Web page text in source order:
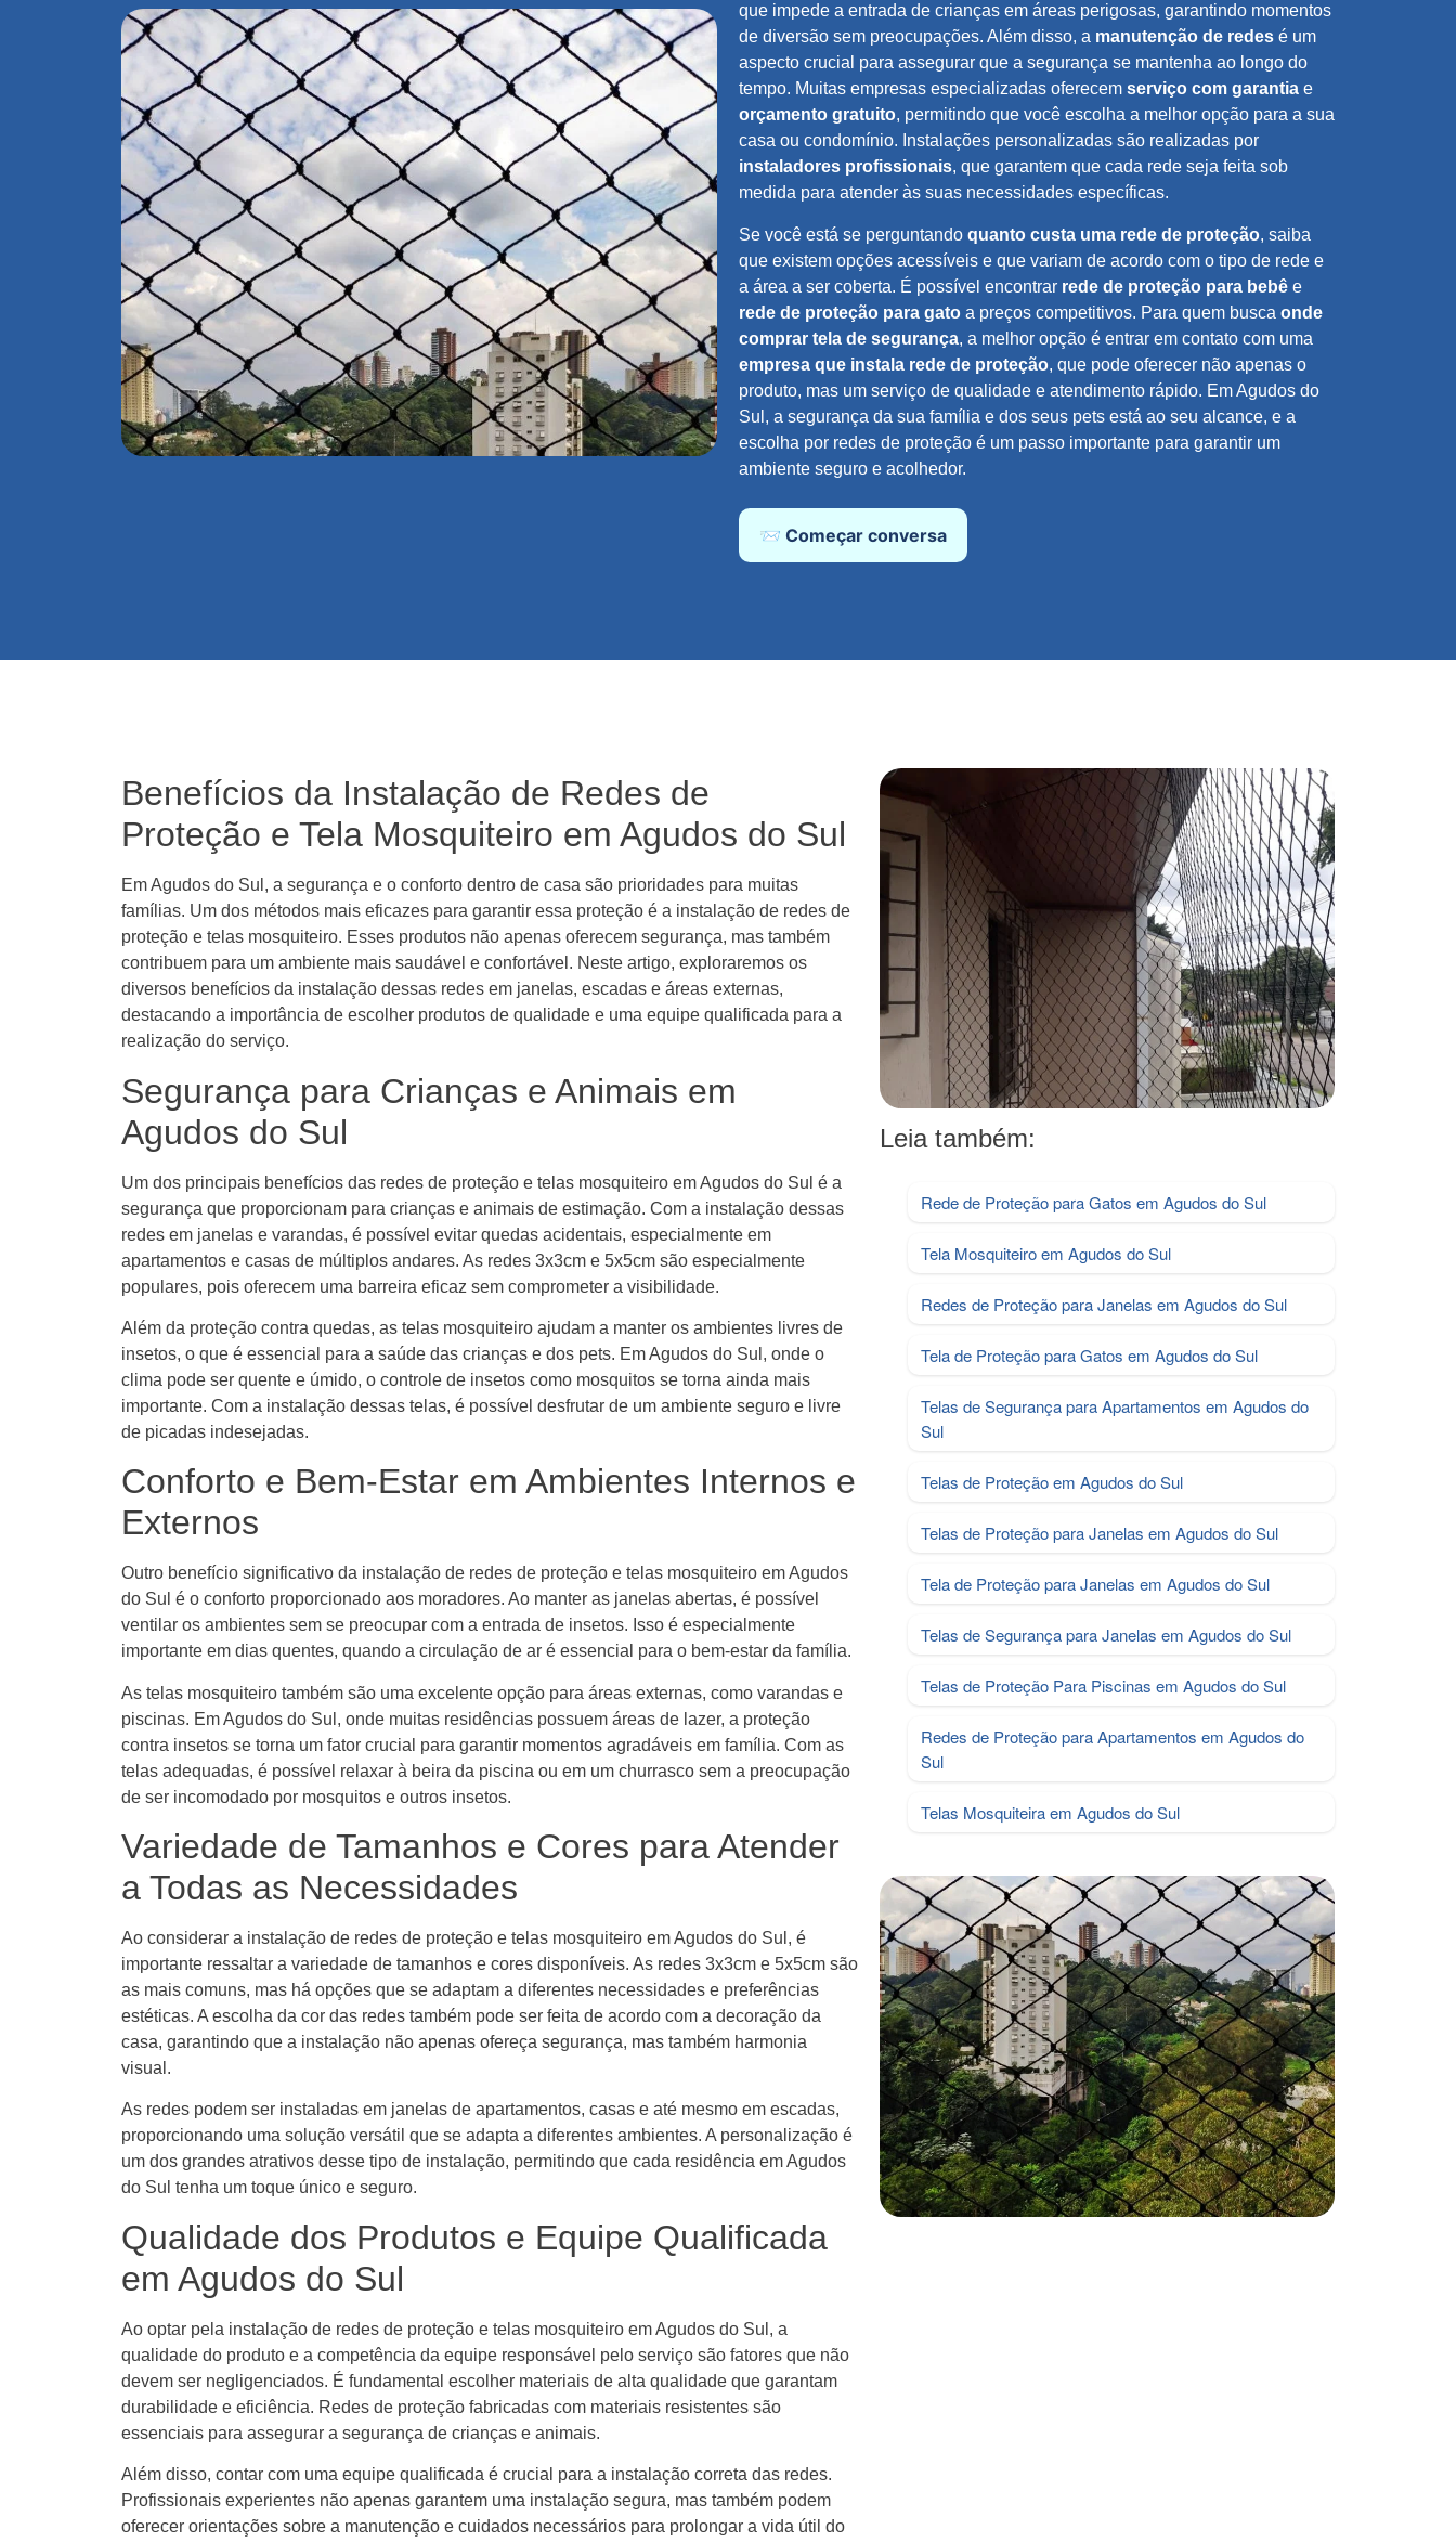
que impede a entrada de crianças em áreas perigosas, garantindo momentos
de diversão sem preocupações. Além disso, a manutenção de redes é um
aspecto crucial para assegurar que a segurança se mantenha ao longo do
tempo. Muitas empresas especializadas oferecem serviço com garantia e
orçamento gratuito, permitindo que você escolha a melhor opção para a sua
casa ou condomínio. Instalações personalizadas são realizadas por
instaladores profissionais, que garantem que cada rede seja feita sob
medida para atender às suas necessidades específicas.
Se você está se perguntando quanto custa uma rede de proteção, saiba
que existem opções acessíveis e que variam de acordo com o tipo de rede e
a área a ser coberta. É possível encontrar rede de proteção para bebê e
rede de proteção para gato a preços competitivos. Para quem busca onde
comprar tela de segurança, a melhor opção é entrar em contato com uma
empresa que instala rede de proteção, que pode oferecer não apenas o
produto, mas um serviço de qualidade e atendimento rápido. Em Agudos do
Sul, a segurança da sua família e dos seus pets está ao seu alcance, e a
escolha por redes de proteção é um passo importante para garantir um
ambiente seguro e acolhedor.
📨 Começar conversa
Benefícios da Instalação de Redes de
Proteção e Tela Mosquiteiro em Agudos do Sul
Em Agudos do Sul, a segurança e o conforto dentro de casa são prioridades para muitas
famílias. Um dos métodos mais eficazes para garantir essa proteção é a instalação de redes de
proteção e telas mosquiteiro. Esses produtos não apenas oferecem segurança, mas também
contribuem para um ambiente mais saudável e confortável. Neste artigo, exploraremos os
diversos benefícios da instalação dessas redes em janelas, escadas e áreas externas,
destacando a importância de escolher produtos de qualidade e uma equipe qualificada para a
realização do serviço.
Segurança para Crianças e Animais em
Agudos do Sul
Um dos principais benefícios das redes de proteção e telas mosquiteiro em Agudos do Sul é a
segurança que proporcionam para crianças e animais de estimação. Com a instalação dessas
redes em janelas e varandas, é possível evitar quedas acidentais, especialmente em
apartamentos e casas de múltiplos andares. As redes 3x3cm e 5x5cm são especialmente
populares, pois oferecem uma barreira eficaz sem comprometer a visibilidade.
Além da proteção contra quedas, as telas mosquiteiro ajudam a manter os ambientes livres de
insetos, o que é essencial para a saúde das crianças e dos pets. Em Agudos do Sul, onde o
clima pode ser quente e úmido, o controle de insetos como mosquitos se torna ainda mais
importante. Com a instalação dessas telas, é possível desfrutar de um ambiente seguro e livre
de picadas indesejadas.
Conforto e Bem-Estar em Ambientes Internos e
Externos
Outro benefício significativo da instalação de redes de proteção e telas mosquiteiro em Agudos
do Sul é o conforto proporcionado aos moradores. Ao manter as janelas abertas, é possível
ventilar os ambientes sem se preocupar com a entrada de insetos. Isso é especialmente
importante em dias quentes, quando a circulação de ar é essencial para o bem-estar da família.
As telas mosquiteiro também são uma excelente opção para áreas externas, como varandas e
piscinas. Em Agudos do Sul, onde muitas residências possuem áreas de lazer, a proteção
contra insetos se torna um fator crucial para garantir momentos agradáveis em família. Com as
telas adequadas, é possível relaxar à beira da piscina ou em um churrasco sem a preocupação
de ser incomodado por mosquitos e outros insetos.
Variedade de Tamanhos e Cores para Atender
a Todas as Necessidades
Ao considerar a instalação de redes de proteção e telas mosquiteiro em Agudos do Sul, é
importante ressaltar a variedade de tamanhos e cores disponíveis. As redes 3x3cm e 5x5cm são
as mais comuns, mas há opções que se adaptam a diferentes necessidades e preferências
estéticas. A escolha da cor das redes também pode ser feita de acordo com a decoração da
casa, garantindo que a instalação não apenas ofereça segurança, mas também harmonia
visual.
As redes podem ser instaladas em janelas de apartamentos, casas e até mesmo em escadas,
proporcionando uma solução versátil que se adapta a diferentes ambientes. A personalização é
um dos grandes atrativos desse tipo de instalação, permitindo que cada residência em Agudos
do Sul tenha um toque único e seguro.
Qualidade dos Produtos e Equipe Qualificada
em Agudos do Sul
Ao optar pela instalação de redes de proteção e telas mosquiteiro em Agudos do Sul, a
qualidade do produto e a competência da equipe responsável pelo serviço são fatores que não
devem ser negligenciados. É fundamental escolher materiais de alta qualidade que garantam
durabilidade e eficiência. Redes de proteção fabricadas com materiais resistentes são
essenciais para assegurar a segurança de crianças e animais.
Além disso, contar com uma equipe qualificada é crucial para a instalação correta das redes.
Profissionais experientes não apenas garantem uma instalação segura, mas também podem
oferecer orientações sobre a manutenção e cuidados necessários para prolongar a vida útil do
Leia também:
Rede de Proteção para Gatos em Agudos do Sul
Tela Mosquiteiro em Agudos do Sul
Redes de Proteção para Janelas em Agudos do Sul
Tela de Proteção para Gatos em Agudos do Sul
Telas de Segurança para Apartamentos em Agudos do
Sul
Telas de Proteção em Agudos do Sul
Telas de Proteção para Janelas em Agudos do Sul
Tela de Proteção para Janelas em Agudos do Sul
Telas de Segurança para Janelas em Agudos do Sul
Telas de Proteção Para Piscinas em Agudos do Sul
Redes de Proteção para Apartamentos em Agudos do
Sul
Telas Mosquiteira em Agudos do Sul